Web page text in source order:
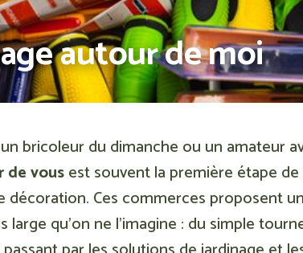
autour de moi
bricoleur du dimanche ou un amateur
de vousest souvent la première étape
décoration. Ces commerces proposent
large qu’on ne l’imagine : du simple